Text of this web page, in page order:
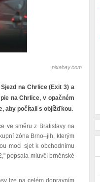
pixabay.com
na Chrlice (Exit 3) a
na Chrlice, v opačném
aby počítali s objížďkou.
ve směru z Bratislavy na
zóna Brno–jih, kterým
moci sjet k obchodnímu
popsala mluvčí brněnské
lze na celém dopravním